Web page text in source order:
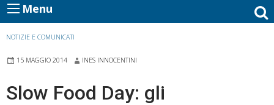
Menu
NOTIZIE E COMUNICATI
15 MAGGIO 2014 INES INNOCENTINI
Slow Food Day: gli